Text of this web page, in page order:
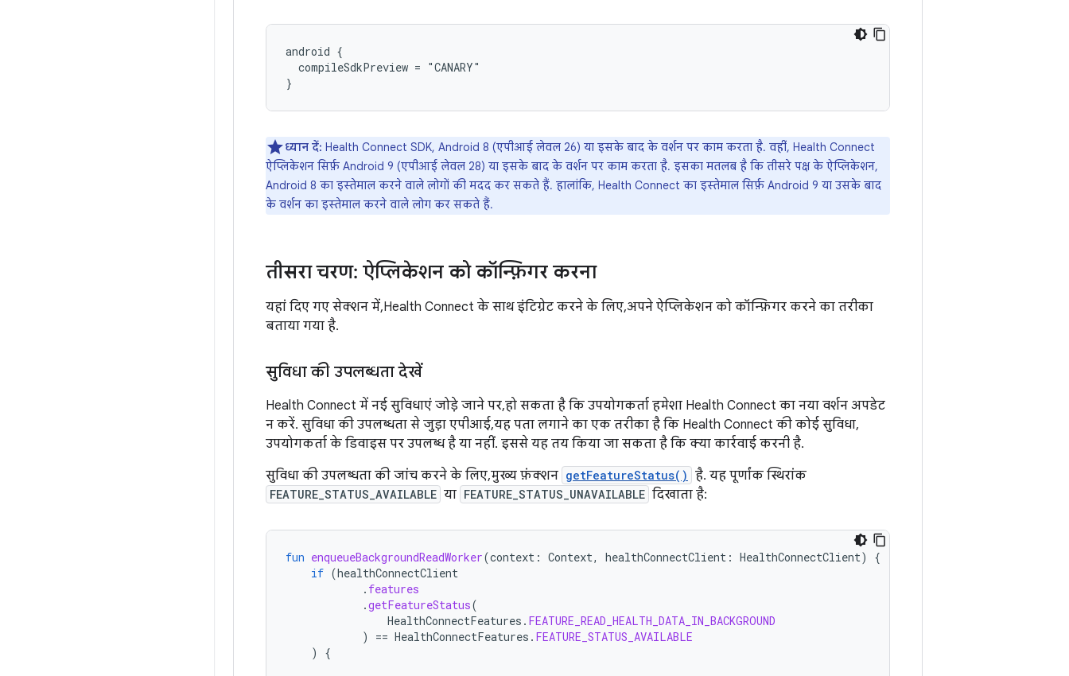
android {
  compileSdkPreview = "CANARY"
ध्यान दें: Health Connect SDK, Android 8 (एपीआई लेवल 26) या इसके बाद के वर्शन पर काम करता है. वहीं, Health Connect
ऐप्लिकेशन सिर्फ़ Android 9 (एपीआई लेवल 28) या इसके बाद के वर्शन पर काम करता है. इसका मतलब है कि तीसरे पक्ष के ऐप्लिकेशन,
Android 8 का इस्तेमाल करने वाले लोगों की मदद कर सकते हैं. हालांकि, Health Connect का इस्तेमाल सिर्फ़ Android 9 या उसके बाद
के वर्शन का इस्तेमाल करने वाले लोग कर सकते हैं.
तीसरा चरण: ऐप्लिकेशन को कॉन्फ़िगर करना
यहां दिए गए सेक्शन में, Health Connect के साथ इंटिग्रेट करने के लिए, अपने ऐप्लिकेशन को कॉन्फ़िगर करने का तरीका
बताया गया है.
सुविधा की उपलब्धता देखें
Health Connect में नई सुविधाएं जोड़े जाने पर, हो सकता है कि उपयोगकर्ता हमेशा Health Connect का नया वर्शन अपडेट
न करें. सुविधा की उपलब्धता से जुड़ा एपीआई, यह पता लगाने का एक तरीका है कि Health Connect की कोई सुविधा,
उपयोगकर्ता के डिवाइस पर उपलब्ध है या नहीं. इससे यह तय किया जा सकता है कि क्या कार्रवाई करनी है.
सुविधा की उपलब्धता की जांच करने के लिए, मुख्य फ़ंक्शन getFeatureStatus() है. यह पूर्णांक स्थिरांक
FEATURE_STATUS_AVAILABLE या FEATURE_STATUS_UNAVAILABLE दिखाता है:
fun enqueueBackgroundReadWorker(context : Context, healthConnectClient : HealthConnectClient)
{
if (healthConnectClient
. features
.getFeatureStatus(
HealthConnectFeatures . FEATURE_READ_HEALTH_DATA_IN_BACKGROUND
)
== HealthConnectFeatures . FEATURE_STATUS_AVAILABLE
)
{